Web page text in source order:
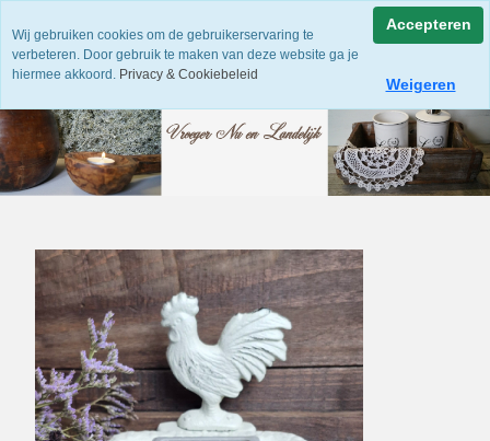
Wij gebruiken cookies om de gebruikerservaring te
verbeteren. Door gebruik te maken van deze website ga je
hiermee akkoord. Privacy & Cookiebeleid
Accepteren
Weigeren